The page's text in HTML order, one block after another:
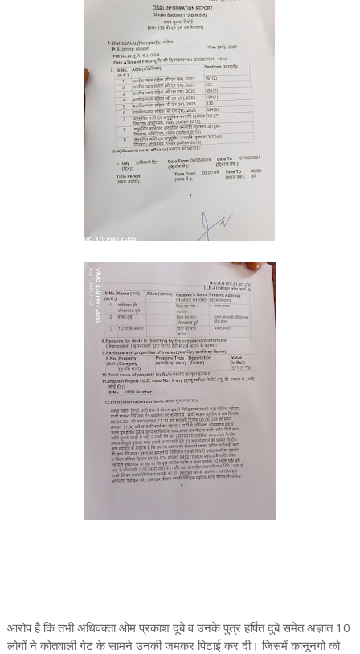
आरोप है कि तभी अधिवक्ता ओम प्रकाश दूबे व उनके पुत्र हर्षित दुबे समेत अज्ञात 10
लोगों ने कोतवाली गेट के सामने उनकी जमकर पिटाई कर दी। जिसमें कानूनगो को